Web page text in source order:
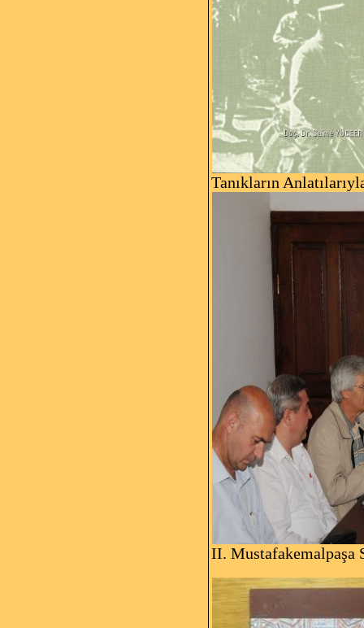
Tanıkların
II. Mustafakemalpaşa